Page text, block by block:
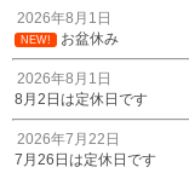
2026年8月1日
NEW! お盆休み
2026年8月1日
8月2日は定休日です
2026年7月22日
7月26日は定休日です